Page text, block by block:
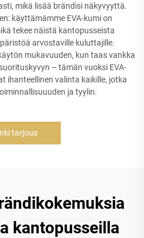
mikä lisää brändisi näkyvyyttä.
käyttämämme EVA-kumi on
tekee näistä kantopusseista
arvostaville kuluttajille.
mukavuuden, kun taas vankka
– tämän vuoksi EVA-
ihanteellinen valinta kaikille, jotka
ja tyylin.
tarjous
kantopusseilla